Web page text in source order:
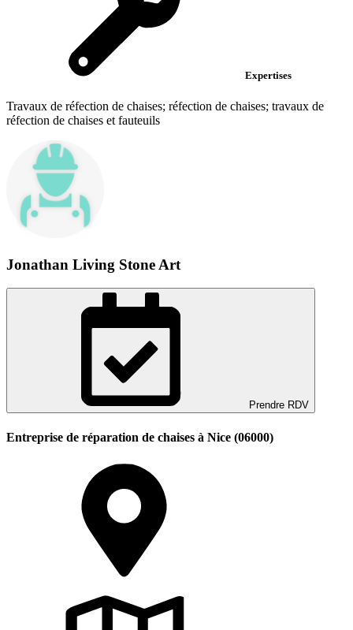
Expertises
Travaux de réfection de chaises; réfection de chaises; travaux de
réfection de chaises et fauteuils
Jonathan Living Stone Art
Prendre RDV
Entreprise de réparation de chaises à Nice (06000)